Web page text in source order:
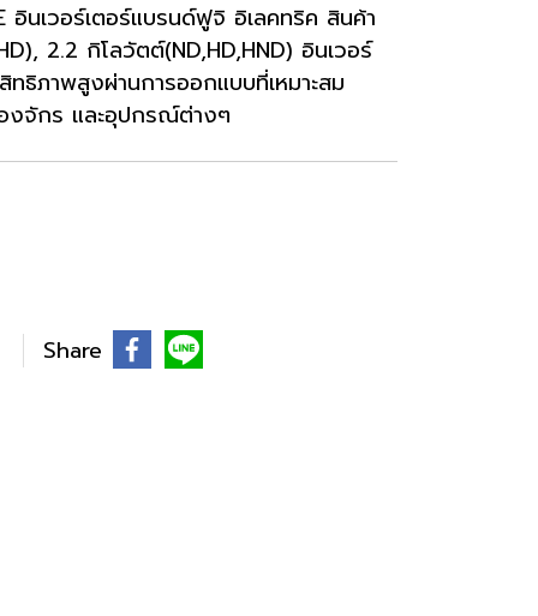
อินเวอร์เตอร์แบรนด์ฟูจิ อิเลคทริค สินค้า
2.2 กิโลวัตต์(ND,HD,HND) อินเวอร์
ธิภาพสูงผ่านการออกแบบที่เหมาะสม
งจักร และอุปกรณ์ต่างๆ
Share